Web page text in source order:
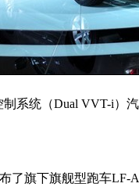
系统（Dual VVT-i）
了旗下旗舰型跑车LF-